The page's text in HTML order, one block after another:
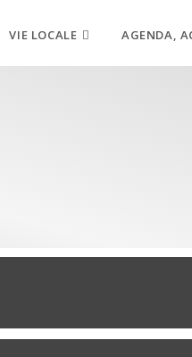
VIE LOCALE AGENDA,